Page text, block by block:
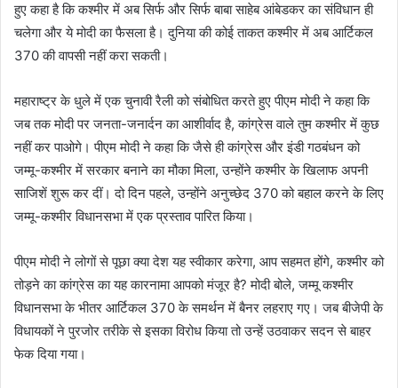
हुए कहा है कि कश्मीर में अब सिर्फ और सिर्फ बाबा साहेब आंबेडकर का संविधान ही
चलेगा और ये मोदी का फैसला है। दुनिया की कोई ताकत कश्मीर में अब आर्टिकल
370 की वापसी नहीं करा सकती।
महाराष्ट्र के धुले में एक चुनावी रैली को संबोधित करते हुए पीएम मोदी ने कहा कि
जब तक मोदी पर जनता-जनार्दन का आशीर्वाद है, कांग्रेस वाले तुम कश्मीर में कुछ
नहीं कर पाओगे। पीएम मोदी ने कहा कि जैसे ही कांग्रेस और इंडी गठबंधन को
जम्मू-कश्मीर में सरकार बनाने का मौका मिला, उन्होंने कश्मीर के खिलाफ अपनी
साजिशें शुरू कर दीं। दो दिन पहले, उन्होंने अनुच्छेद 370 को बहाल करने के लिए
जम्मू-कश्मीर विधानसभा में एक प्रस्ताव पारित किया।
पीएम मोदी ने लोगों से पूछा क्या देश यह स्वीकार करेगा, आप सहमत होंगे, कश्मीर को
तोड़ने का कांग्रेस का यह कारनामा आपको मंजूर है? मोदी बोले, जम्मू कश्मीर
विधानसभा के भीतर आर्टिकल 370 के समर्थन में बैनर लहराए गए। जब बीजेपी के
विधायकों ने पुरजोर तरीके से इसका विरोध किया तो उन्हें उठवाकर सदन से बाहर
फेक दिया गया।